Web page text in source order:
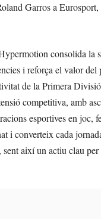
Garros a
consolida la
i reforça el valor del
de la Primera
competitiva, amb
esportives en joc,
i converteix cada
així un actiu clau